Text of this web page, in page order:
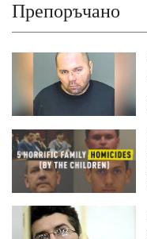
Препоръчано